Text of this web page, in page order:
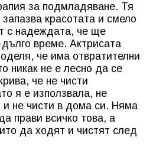
за подмладяване. Тя
красотата и смело
с надеждата, че ще
време. Актрисата
че има отвратителни
никак не е лесно да се
че не чисти
я е използвала, не
и не чисти в дома си. Няма
прави всичко това, а
да ходят и чистят след